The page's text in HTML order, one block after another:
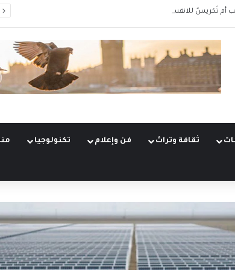
أم تَكريسٌ للانقسام؟
ثقافة وتراث فن وإعلام تكنولوجيا